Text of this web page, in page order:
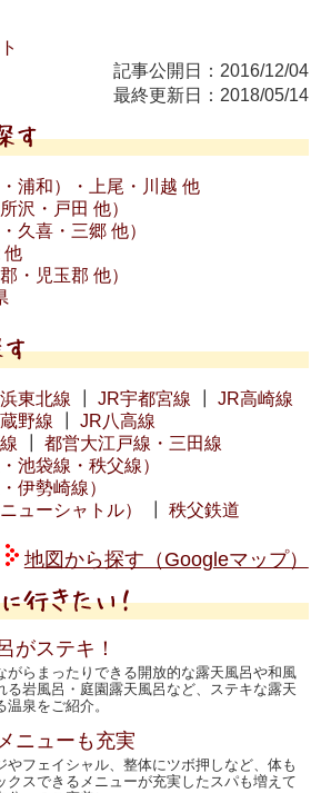
記事公開日：2016/12/04
最終更新日：2018/05/14
浦和）・上尾・川越 他
沢・戸田 他）
久喜・三郷 他）
他
・児玉郡 他）
東北線 ┃JR宇都宮線 ┃JR高崎線
野線 ┃JR八高線
┃都営大江戸線・三田線
池袋線・秩父線）
伊勢崎線）
ューシャトル）
┃秩父鉄道
地図から探す（Googleマップ）
がステキ！
がらまったりできる開放的な露天風呂や和風
る岩風呂・庭園露天風呂など、ステキな露天
温泉をご紹介。
ニューも充実
やフェイシャル、整体にツボ押しなど、体も
クスできるメニューが充実したスパも増えて